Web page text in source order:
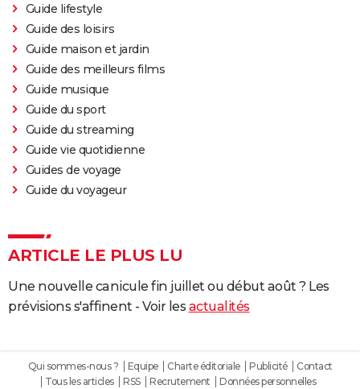
Guide lifestyle
Guide des loisirs
Guide maison et jardin
Guide des meilleurs films
Guide musique
Guide du sport
Guide du streaming
Guide vie quotidienne
Guides de voyage
Guide du voyageur
ARTICLE LE PLUS LU
Une nouvelle canicule fin juillet ou début août ? Les
prévisions s'affinent - Voir les actualités
Qui sommes-nous ? Equipe Charte éditoriale Publicité
Contact
Tous les articles
RSS Recrutement Données personnelles